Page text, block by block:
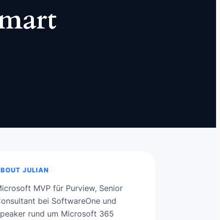
JULIAN
MVP für Purview, Senior
bei SoftwareOne und
rund um Microsoft 365